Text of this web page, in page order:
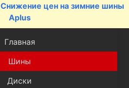
Снижение цен на зимние шины
Aplus
Главная
Шины
Диски